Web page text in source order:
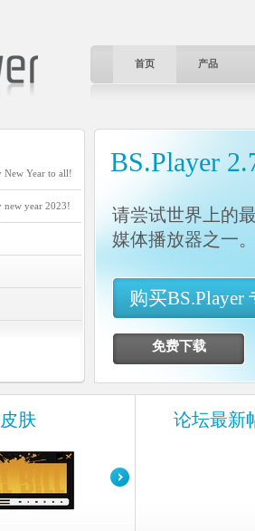
首页 产品
New Year to all!
new year 2023!
BS.Player
请尝试世界上的
媒体播放器之一
购买BS.Player
免费下载
肤 论坛最新